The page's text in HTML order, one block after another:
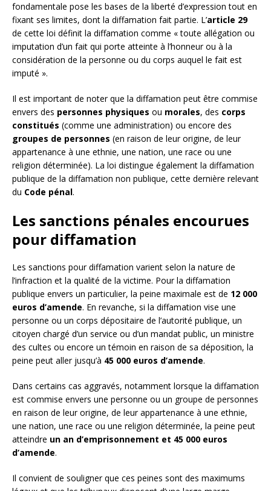
fondamentale pose les bases de la liberté d’expression tout en
fixant ses limites, dont la diffamation fait partie. L’article 29
de cette loi définit la diffamation comme « toute allégation ou
imputation d’un fait qui porte atteinte à l’honneur ou à la
considération de la personne ou du corps auquel le fait est
imputé ».
Il est important de noter que la diffamation peut être commise
envers des personnes physiques ou morales, des corps
constitués (comme une administration) ou encore des
groupes de personnes (en raison de leur origine, de leur
appartenance à une ethnie, une nation, une race ou une
religion déterminée). La loi distingue également la diffamation
publique de la diffamation non publique, cette dernière relevant
du Code pénal.
Les sanctions pénales encourues
pour diffamation
Les sanctions pour diffamation varient selon la nature de
l’infraction et la qualité de la victime. Pour la diffamation
publique envers un particulier, la peine maximale est de 12 000
euros d’amende. En revanche, si la diffamation vise une
personne ou un corps dépositaire de l’autorité publique, un
citoyen chargé d’un service ou d’un mandat public, un ministre
des cultes ou encore un témoin en raison de sa déposition, la
peine peut aller jusqu’à 45 000 euros d’amende.
Dans certains cas aggravés, notamment lorsque la diffamation
est commise envers une personne ou un groupe de personnes
en raison de leur origine, de leur appartenance à une ethnie,
une nation, une race ou une religion déterminée, la peine peut
atteindre un an d’emprisonnement et 45 000 euros
d’amende.
Il convient de souligner que ces peines sont des maximums